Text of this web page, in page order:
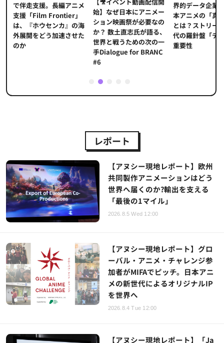
で伴走支援。長編アニメ
支援「Film Frontier」
は、『ホウセンカ』の海
外展開をどう加速させた
のか
始】なぜ日本にアニメー
ション映画祭が必要なの
か？ 数土直志氏が語る、
世界と戦うための次の一
手Dialogue for BRANC
#6
界的データ企業
本アニメの「真
とは？ストリー
代の羅針盤「デ
重要性
2
レポート
【アヌシー現地レポート】欧州
共同製作アニメーションはどう
世界へ届くのか?輸出を支える
「最後の1マイル」
2026.8.5 Wed 12:00
【アヌシー現地レポート】グロ
ーバル・アニメ・チャレンジ参
加者がMIFAでピッチ。日本アニ
メの新世代によるオリジナルIP
を世界へ
2026.8.4 Tue 12:00
【アヌシー現地レポート】「Ja